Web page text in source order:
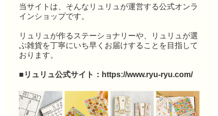
当サイトは、そんなリュリュが運営する公式オンラ
インショップです。
リュリュが作るステーショナリーや、リュリュが選
ぶ雑貨を丁寧にいち早くお届けすることを目指して
おります。
■リュリュ公式サイト： https://www.ryu-ryu.com/